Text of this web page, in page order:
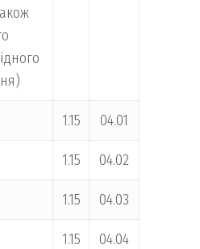
1.15 04.01
1.15 04.02
1.15 04.03
1.15 04.04